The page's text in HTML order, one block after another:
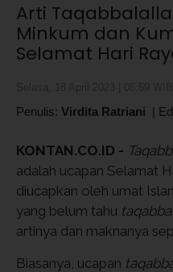
​Arti
Minkum dan
Selamat Hari
Penulis: Virdita Ratriani |
KONTAN.CO.ID -
adalah ucapan Selamat
diucapkan oleh umat
yang belum tahu
artinya dan maknanya
Biasanya, ucapan